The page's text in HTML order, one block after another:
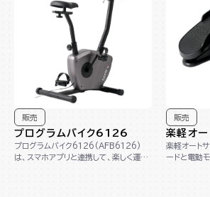
販売
プログラムバイク6126
プログラムバイク6126(AFB6126)
は、スマホアプリと連携して、楽しく運動
販売
楽軽オー
楽軽オート
ードと電動